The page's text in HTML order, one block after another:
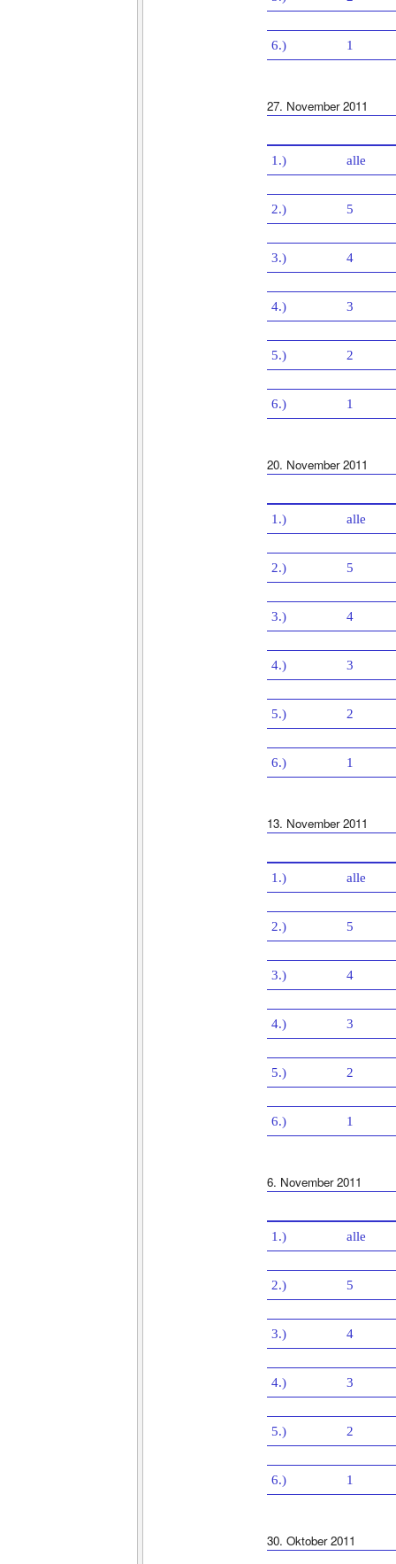
6.) 1
27. November 2011
1.) alle
2.) 5
3.) 4
4.) 3
5.) 2
6.) 1
20. November 2011
1.) alle
2.) 5
3.) 4
4.) 3
5.) 2
6.) 1
13. November 2011
1.) alle
2.) 5
3.) 4
4.) 3
5.) 2
6.) 1
6. November 2011
1.) alle
2.) 5
3.) 4
4.) 3
5.) 2
6.) 1
30. Oktober 2011